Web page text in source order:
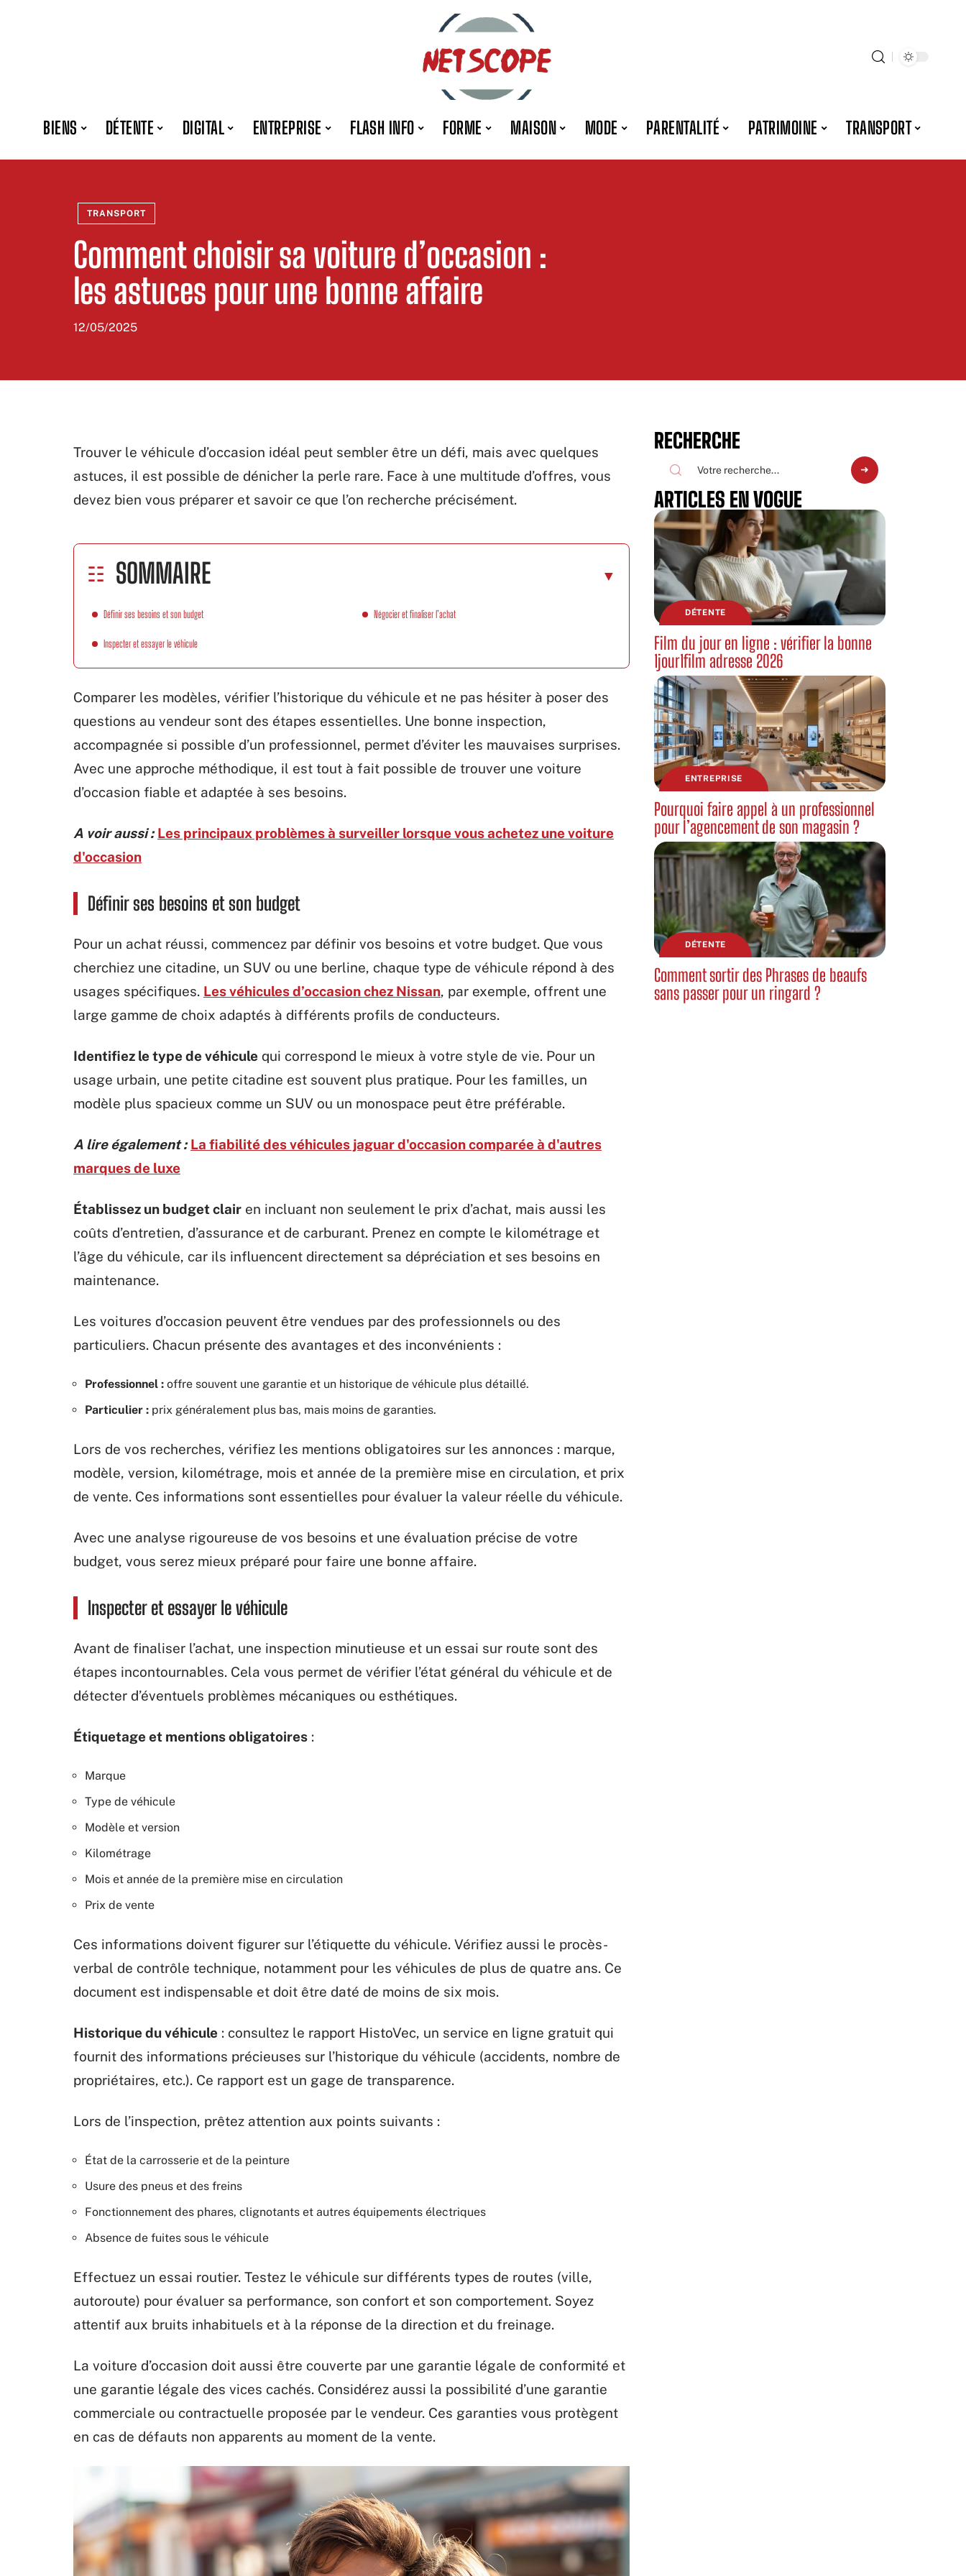
BIENS DÉTENTE DIGITAL ENTREPRISE FLASH INFO FORME MAISON MODE PARENTALITÉ PATRIMOINE TRANSPORT
TRANSPORT
Comment choisir sa voiture d’occasion :
les astuces pour une bonne affaire
12/05/2025
Trouver le véhicule d’occasion idéal peut sembler être un défi, mais avec quelques
astuces, il est possible de dénicher la perle rare. Face à une multitude d’offres, vous
devez bien vous préparer et savoir ce que l’on recherche précisément.
SOMMAIRE
Définir ses besoins et son budget
Inspecter et essayer le véhicule
Négocier et finaliser l’achat
Comparer les modèles, vérifier l’historique du véhicule et ne pas hésiter à poser des
questions au vendeur sont des étapes essentielles. Une bonne inspection,
accompagnée si possible d’un professionnel, permet d’éviter les mauvaises surprises.
Avec une approche méthodique, il est tout à fait possible de trouver une voiture
d’occasion fiable et adaptée à ses besoins.
A voir aussi : Les principaux problèmes à surveiller lorsque vous achetez une voiture
d'occasion
Définir ses besoins et son budget
Pour un achat réussi, commencez par définir vos besoins et votre budget. Que vous
cherchiez une citadine, un SUV ou une berline, chaque type de véhicule répond à des
usages spécifiques. Les véhicules d’occasion chez Nissan, par exemple, offrent une
large gamme de choix adaptés à différents profils de conducteurs.
Identifiez le type de véhicule qui correspond le mieux à votre style de vie. Pour un
usage urbain, une petite citadine est souvent plus pratique. Pour les familles, un
modèle plus spacieux comme un SUV ou un monospace peut être préférable.
A lire également : La fiabilité des véhicules jaguar d'occasion comparée à d'autres
marques de luxe
Établissez un budget clair en incluant non seulement le prix d’achat, mais aussi les
coûts d’entretien, d’assurance et de carburant. Prenez en compte le kilométrage et
l’âge du véhicule, car ils influencent directement sa dépréciation et ses besoins en
maintenance.
Les voitures d’occasion peuvent être vendues par des professionnels ou des
particuliers. Chacun présente des avantages et des inconvénients :
Professionnel : offre souvent une garantie et un historique de véhicule plus détaillé.
Particulier : prix généralement plus bas, mais moins de garanties.
Lors de vos recherches, vérifiez les mentions obligatoires sur les annonces : marque,
modèle, version, kilométrage, mois et année de la première mise en circulation, et prix
de vente. Ces informations sont essentielles pour évaluer la valeur réelle du véhicule.
Avec une analyse rigoureuse de vos besoins et une évaluation précise de votre
budget, vous serez mieux préparé pour faire une bonne affaire.
Inspecter et essayer le véhicule
Avant de finaliser l’achat, une inspection minutieuse et un essai sur route sont des
étapes incontournables. Cela vous permet de vérifier l’état général du véhicule et de
détecter d’éventuels problèmes mécaniques ou esthétiques.
Étiquetage et mentions obligatoires :
Marque
Type de véhicule
Modèle et version
Kilométrage
Mois et année de la première mise en circulation
Prix de vente
Ces informations doivent figurer sur l’étiquette du véhicule. Vérifiez aussi le procès-
verbal de contrôle technique, notamment pour les véhicules de plus de quatre ans. Ce
document est indispensable et doit être daté de moins de six mois.
Historique du véhicule : consultez le rapport HistoVec, un service en ligne gratuit qui
fournit des informations précieuses sur l’historique du véhicule (accidents, nombre de
propriétaires, etc.). Ce rapport est un gage de transparence.
Lors de l’inspection, prêtez attention aux points suivants :
État de la carrosserie et de la peinture
Usure des pneus et des freins
Fonctionnement des phares, clignotants et autres équipements électriques
Absence de fuites sous le véhicule
Effectuez un essai routier. Testez le véhicule sur différents types de routes (ville,
autoroute) pour évaluer sa performance, son confort et son comportement. Soyez
attentif aux bruits inhabituels et à la réponse de la direction et du freinage.
La voiture d’occasion doit aussi être couverte par une garantie légale de conformité et
une garantie légale des vices cachés. Considérez aussi la possibilité d’une garantie
commerciale ou contractuelle proposée par le vendeur. Ces garanties vous protègent
en cas de défauts non apparents au moment de la vente.
RECHERCHE
ARTICLES EN VOGUE
DÉTENTE
Film du jour en ligne : vérifier la bonne
1jour1film adresse 2026
ENTREPRISE
Pourquoi faire appel à un professionnel
pour l’agencement de son magasin ?
DÉTENTE
Comment sortir des Phrases de beaufs
sans passer pour un ringard ?